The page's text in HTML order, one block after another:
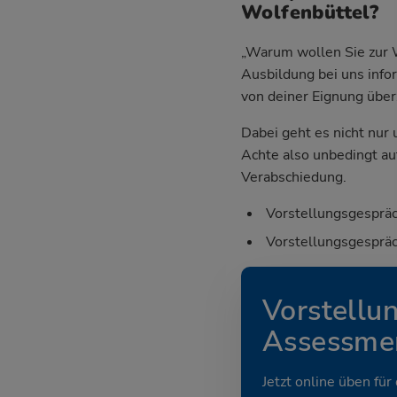
Wolfenbüttel?
„Warum wollen Sie zur
Ausbildung bei uns
von deiner Eignung
Dabei geht es nicht nur
Achte also unbedingt
Verabschiedung.
Jetzt online üben für